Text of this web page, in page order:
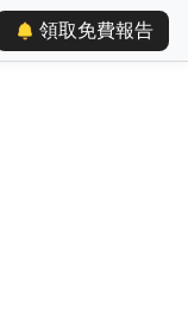
領取免費報告